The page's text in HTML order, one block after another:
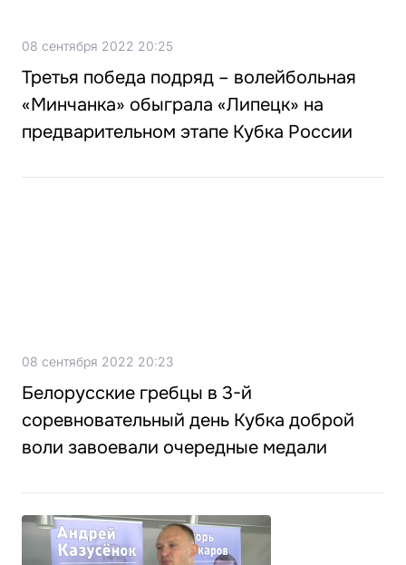
08 сентября 2022 20:25
Третья победа подряд – волейбольная
«Минчанка» обыграла «Липецк» на
предварительном этапе Кубка России
08 сентября 2022 20:23
Белорусские гребцы в 3-й
соревновательный день Кубка доброй
воли завоевали очередные медали